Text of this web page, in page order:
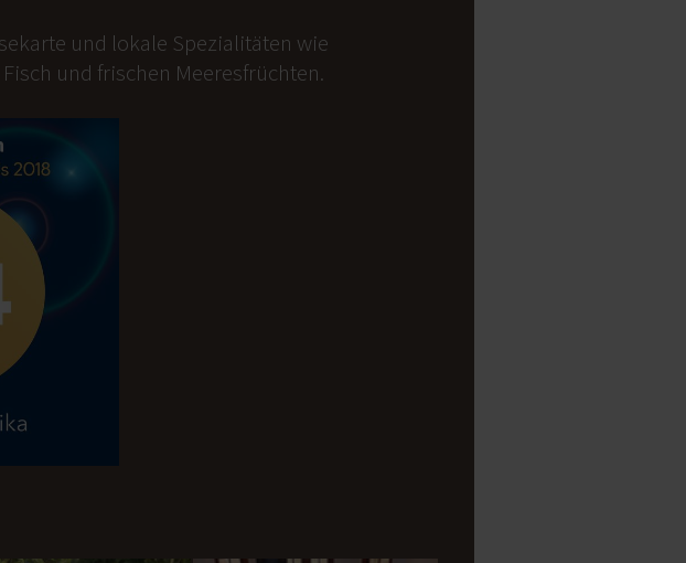
und lokale Spezialitäten wie
und frischen Meeresfrüchten.